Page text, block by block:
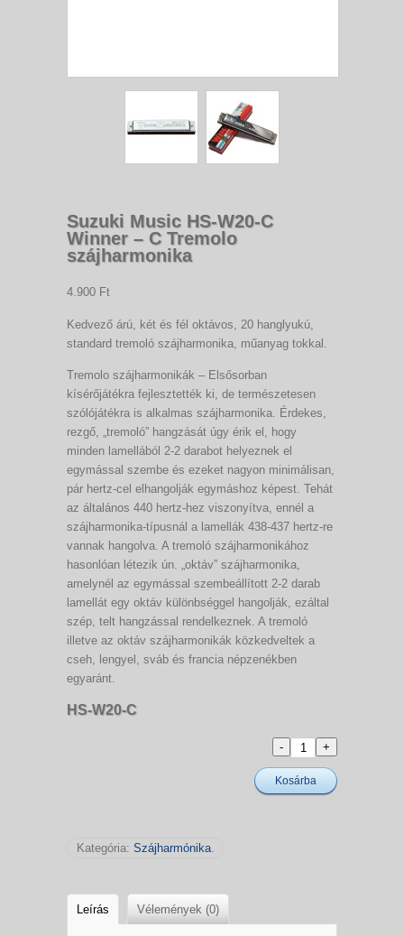
Suzuki Music HS-W20-C
Winner – C Tremolo
szájharmonika
4.900 Ft
Kedvező árú, két és fél oktávos, 20 hanglyukú,
standard tremoló szájharmonika, műanyag tokkal.
Tremolo szájharmonikák – Elsősorban
kísérőjátékra fejlesztették ki, de természetesen
szólójátékra is alkalmas szájharmonika. Érdekes,
rezgő, „tremoló” hangzását úgy érik el, hogy
minden lamellából 2-2 darabot helyeznek el
egymással szembe és ezeket nagyon minimálisan,
pár hertz-cel elhangolják egymáshoz képest. Tehát
az általános 440 hertz-hez viszonyítva, ennél a
szájharmonika-típusnál a lamellák 438-437 hertz-re
vannak hangolva. A tremoló szájharmonikához
hasonlóan létezik ún. „oktáv” szájharmonika,
amelynél az egymással szembeállított 2-2 darab
lamellát egy oktáv különbséggel hangolják, ezáltal
szép, telt hangzással rendelkeznek. A tremoló
illetve az oktáv szájharmonikák közkedveltek a
cseh, lengyel, sváb és francia népzenékben
egyaránt.
HS-W20-C
Kosárba
Kategória: Szájharmónika.
Leírás Vélemények (0)